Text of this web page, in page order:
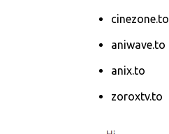
cinezone.to
aniwave.to
anix.to
zoroxtv.to